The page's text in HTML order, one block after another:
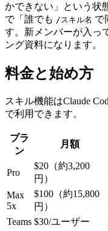
かできない」という状
で「誰でも /スキル名 で
す。新メンバーが入っ
ング資料になります。
料金と始め方
スキル機能はClaude
で利用できます。
プラ
ン
月額
Pro
$20（約3,200
円）
Max
5x
$100（約15,800
円）
Teams $30/ユーザー